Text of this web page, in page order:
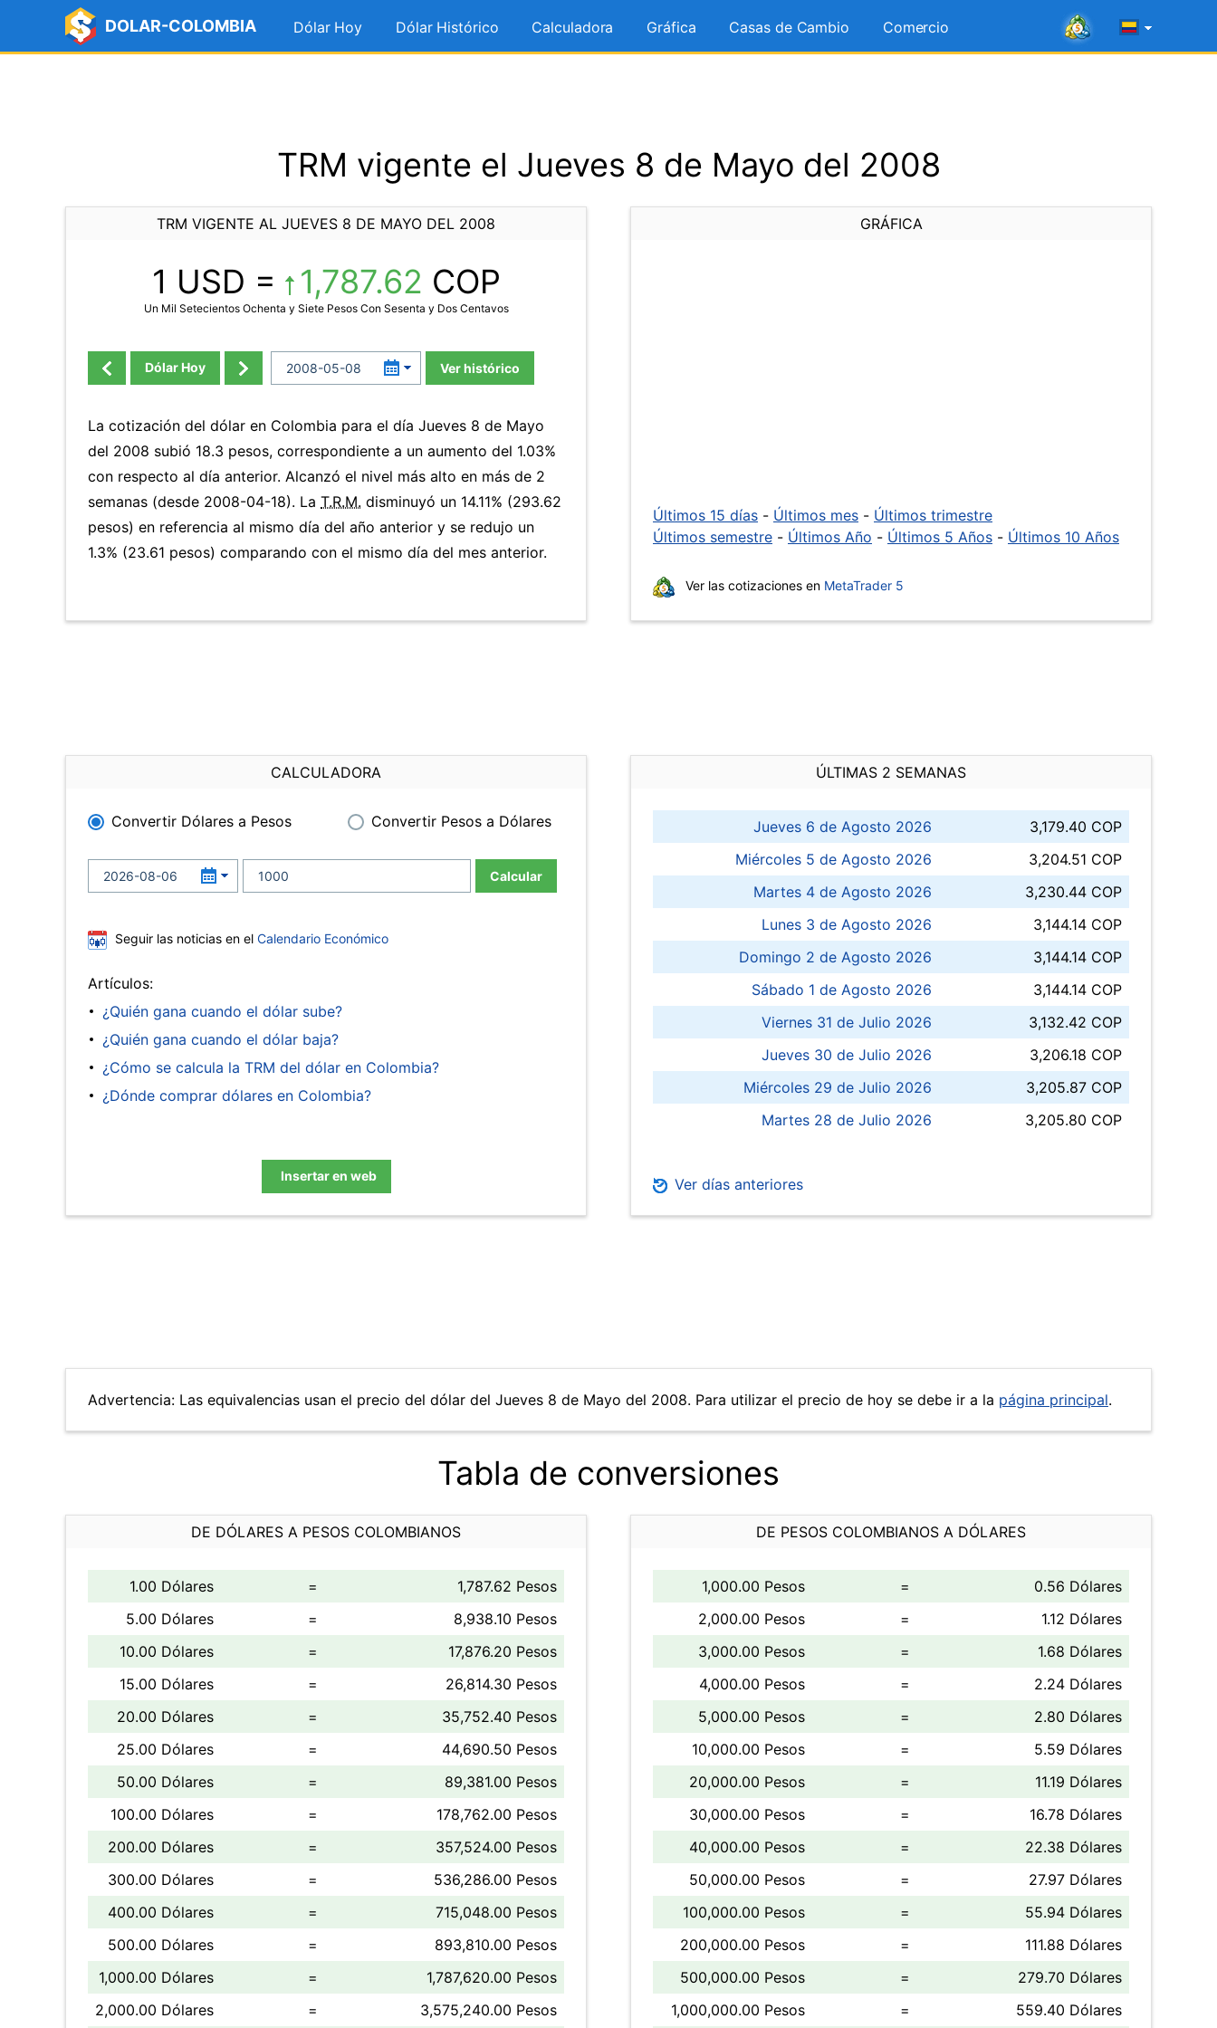
DOLAR-COLOMBIA Dólar Hoy Dólar Histórico Calculadora Gráfica Casas de Cambio Comercio
TRM vigente el Jueves 8 de Mayo del 2008
TRM VIGENTE AL JUEVES 8 DE MAYO DEL 2008
1 USD = 1,787.62 COP
Un Mil Setecientos Ochenta y Siete Pesos Con Sesenta y Dos Centavos
Dólar Hoy Ver histórico
La cotización del dólar en Colombia para el día Jueves 8 de Mayo
del 2008 subió 18.3 pesos, correspondiente a un aumento del 1.03%
con respecto al día anterior. Alcanzó el nivel más alto en más de 2
semanas (desde 2008-04-18). La T.R.M. disminuyó un 14.11% (293.62
pesos) en referencia al mismo día del año anterior y se redujo un
1.3% (23.61 pesos) comparando con el mismo día del mes anterior.
GRÁFICA
Últimos 15 días - Últimos mes - Últimos trimestre
Últimos semestre - Últimos Año - Últimos 5 Años - Últimos 10 Años
Ver las cotizaciones en MetaTrader 5
CALCULADORA
Convertir Dólares a Pesos Convertir Pesos a Dólares
Calcular
Seguir las noticias en el Calendario Económico
Artículos:
¿Quién gana cuando el dólar sube?
¿Quién gana cuando el dólar baja?
¿Cómo se calcula la TRM del dólar en Colombia?
¿Dónde comprar dólares en Colombia?
Insertar en web
ÚLTIMAS 2 SEMANAS
Jueves 6 de Agosto 2026
3,179.40 COP
Miércoles 5 de Agosto 2026
3,204.51 COP
Martes 4 de Agosto 2026
3,230.44 COP
Lunes 3 de Agosto 2026
3,144.14 COP
Domingo 2 de Agosto 2026
3,144.14 COP
Sábado 1 de Agosto 2026
3,144.14 COP
Viernes 31 de Julio 2026
3,132.42 COP
Jueves 30 de Julio 2026
3,206.18 COP
Miércoles 29 de Julio 2026
3,205.87 COP
Martes 28 de Julio 2026
3,205.80 COP
Ver días anteriores
Advertencia: Las equivalencias usan el precio del dólar del Jueves 8 de Mayo del 2008. Para utilizar el precio de hoy se debe ir a la página principal.
Tabla de conversiones
DE DÓLARES A PESOS COLOMBIANOS
1.00 Dólares =
1,787.62 Pesos
5.00 Dólares
=
8,938.10 Pesos
10.00 Dólares
=
17,876.20 Pesos
15.00 Dólares
=
26,814.30 Pesos
20.00 Dólares
=
35,752.40 Pesos
25.00 Dólares
=
44,690.50 Pesos
50.00 Dólares
=
89,381.00 Pesos
100.00 Dólares
=
178,762.00 Pesos
200.00 Dólares
=
357,524.00 Pesos
300.00 Dólares
=
536,286.00 Pesos
400.00 Dólares
=
715,048.00 Pesos
500.00 Dólares
=
893,810.00 Pesos
1,000.00 Dólares
=
1,787,620.00 Pesos
2,000.00 Dólares
= 3,575,240.00 Pesos
DE PESOS COLOMBIANOS A DÓLARES
1,000.00 Pesos =
0.56 Dólares
2,000.00 Pesos
=
1.12 Dólares
3,000.00 Pesos
=
1.68 Dólares
4,000.00 Pesos
=
2.24 Dólares
5,000.00 Pesos
=
2.80 Dólares
10,000.00 Pesos
=
5.59 Dólares
20,000.00 Pesos
=
11.19 Dólares
30,000.00 Pesos
=
16.78 Dólares
40,000.00 Pesos
=
22.38 Dólares
50,000.00 Pesos
=
27.97 Dólares
100,000.00 Pesos
=
55.94 Dólares
200,000.00 Pesos
=
111.88 Dólares
500,000.00 Pesos
=
279.70 Dólares
1,000,000.00 Pesos
= 559.40 Dólares